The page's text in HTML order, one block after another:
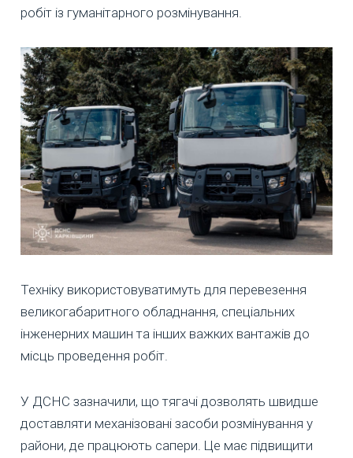
робіт із гуманітарного розмінування.
Техніку використовуватимуть для перевезення
великогабаритного обладнання, спеціальних
інженерних машин та інших важких вантажів до
місць проведення робіт.
У ДСНС зазначили, що тягачі дозволять швидше
доставляти механізовані засоби розмінування у
райони, де працюють сапери. Це має підвищити